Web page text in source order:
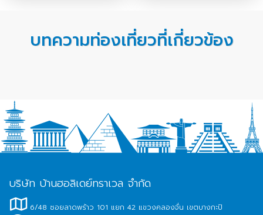
บทความท่องเที่ยวที่เกี่ยวข้อง
บริษัท บ้านฮอลิเดย์ทราเวล จำกัด
6/48 ซอยลาดพร้าว 101 แยก 42 แขวงคลองจั่น เขตบางกะปิ